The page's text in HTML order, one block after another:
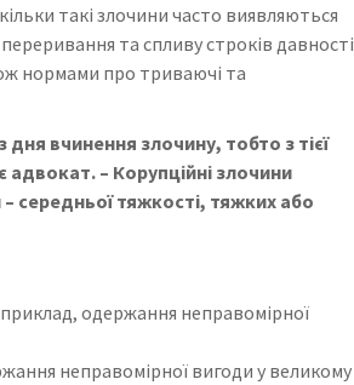
такі злочини часто виявляються
та спливу строків давності
нормами про триваючі та
дня вчинення злочину, тобто з тієї
– Корупційні злочини
середньої тяжкості, тяжких або
одержання неправомірної
неправомірної вигоди у великому